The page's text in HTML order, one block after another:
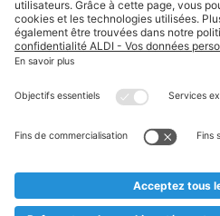
Textes marqués d'un astérisque et
* Nous vendons ces articles
au cas où, malgré le planning bien
prématurément en rupture de
** Sur ce site, l’utilisation de la